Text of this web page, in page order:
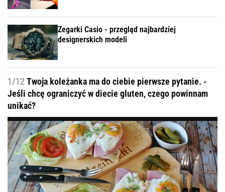
Zegarki Casio - przegląd najbardziej
designerskich modeli
1/12Twoja koleżanka ma do ciebie pierwsze pytanie. -
Jeśli chcę ograniczyć w diecie gluten, czego powinnam
unikać?